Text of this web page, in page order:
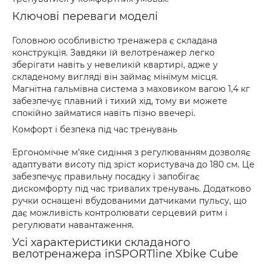
Ключові переваги моделі
Головною особливістю тренажера є складана
конструкція. Завдяки їй велотренажер легко
зберігати навіть у невеликій квартирі, адже у
складеному вигляді він займає мінімум місця.
Магнітна гальмівна система з маховиком вагою 1,4 кг
забезпечує плавний і тихий хід, тому ви можете
спокійно займатися навіть пізно ввечері.
Комфорт і безпека під час тренувань
Ергономічне м’яке сидіння з регулюванням дозволяє
адаптувати висоту під зріст користувача до 180 см. Це
забезпечує правильну посадку і запобігає
дискомфорту під час тривалих тренувань. Додатково
ручки оснащені вбудованими датчиками пульсу, що
дає можливість контролювати серцевий ритм і
регулювати навантаження.
Усі характеристики складаного
велотренажера inSPORTline Xbike Cube